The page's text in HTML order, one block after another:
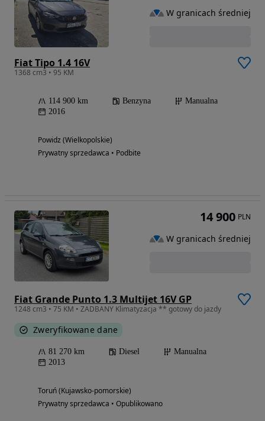
Fiat Tipo 1.4 16V
1368 cm3 • 95 KM
114 900 km Benzyna
Manualna
2016
Powidz (Wielkopolskie)
Prywatny sprzedawca • Podbite
W granicach średniej
Fiat Grande Punto 1.3 Multijet 16V GP
1248 cm3 • 75 KM • ZADBANY Klimatyzacja ** gotowy do jazdy
Zweryfikowane dane
81 270 km Diesel
Manualna
2013
Toruń (Kujawsko-pomorskie)
Prywatny sprzedawca • Opublikowano
14 900 PLN
W granicach średniej